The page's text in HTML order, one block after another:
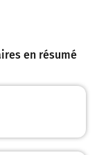
en résumé